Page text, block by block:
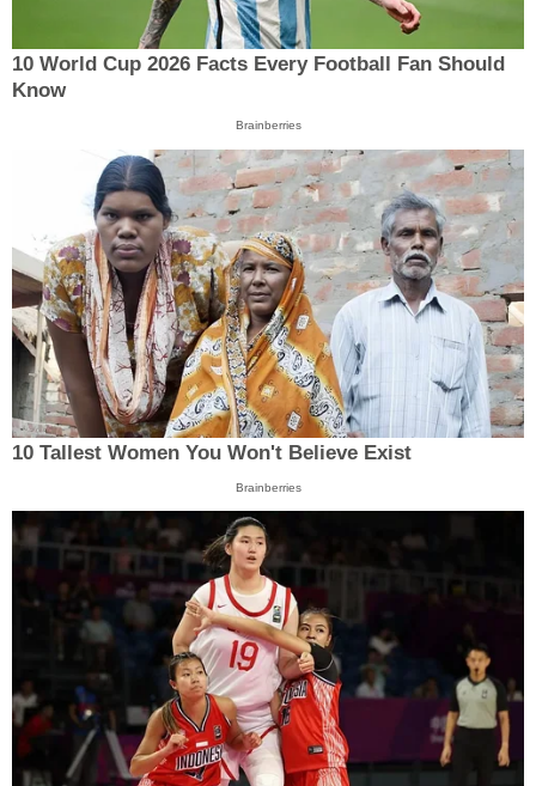
10 World Cup 2026 Facts Every Football Fan Should
Know
Brainberries
10 Tallest Women You Won't Believe Exist
Brainberries